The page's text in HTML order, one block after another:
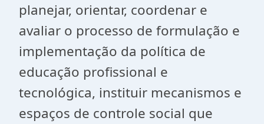
planejar, orientar, coordenar e
avaliar o processo de formulação e
implementação da política de
educação profissional e
tecnológica, instituir mecanismos e
espaços de controle social que